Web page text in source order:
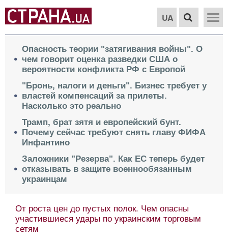
UA
Опасность теории "затягивания войны". О
чем говорит оценка разведки США о
вероятности конфликта РФ с Европой
"Бронь, налоги и деньги". Бизнес требует у
властей компенсаций за прилеты.
Насколько это реально
Трамп, брат зятя и европейский бунт.
Почему сейчас требуют снять главу ФИФА
Инфантино
Заложники "Резерва". Как ЕС теперь будет
отказывать в защите военнообязанным
украинцам
От роста цен до пустых полок. Чем опасны
участившиеся удары по украинским торговым
сетям